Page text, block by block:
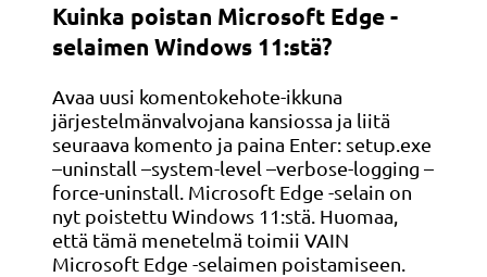
Kuinka poistan Microsoft Edge -
selaimen Windows 11:stä?
Avaa uusi komentokehote-ikkuna
järjestelmänvalvojana kansiossa ja liitä
seuraava komento ja paina Enter: setup.exe
–uninstall –system-level –verbose-logging –
force-uninstall. Microsoft Edge -selain on
nyt poistettu Windows 11:stä. Huomaa,
että tämä menetelmä toimii VAIN
Microsoft Edge -selaimen poistamiseen.